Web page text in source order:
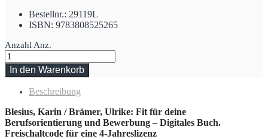
Bestellnr.: 29119L
ISBN: 9783808525265
Anzahl Anz.
In den Warenkorb
Beschreibung
Blesius, Karin / Brämer, Ulrike: Fit für deine
Berufsorientierung und Bewerbung – Digitales Buch.
Freischaltcode für eine 4-Jahreslizenz